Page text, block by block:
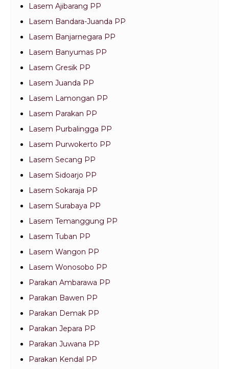
Lasem Ajibarang PP
Lasem Bandara-Juanda PP
Lasem Banjarnegara PP
Lasem Banyumas PP
Lasem Gresik PP
Lasem Juanda PP
Lasem Lamongan PP
Lasem Parakan PP
Lasem Purbalingga PP
Lasem Purwokerto PP
Lasem Secang PP
Lasem Sidoarjo PP
Lasem Sokaraja PP
Lasem Surabaya PP
Lasem Temanggung PP
Lasem Tuban PP
Lasem Wangon PP
Lasem Wonosobo PP
Parakan Ambarawa PP
Parakan Bawen PP
Parakan Demak PP
Parakan Jepara PP
Parakan Juwana PP
Parakan Kendal PP